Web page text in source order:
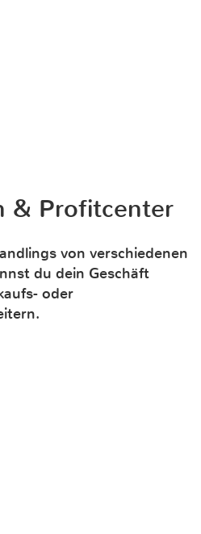
& Profitcenter
von verschiedenen
du dein Geschäft
oder